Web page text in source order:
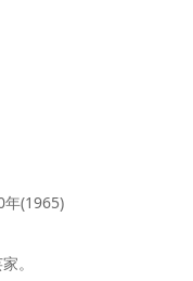
年(1965)
。